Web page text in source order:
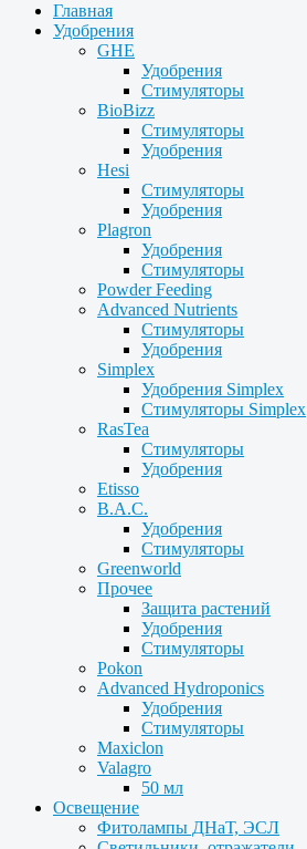
Главная
Удобрения
GHE
Удобрения
Стимуляторы
BioBizz
Стимуляторы
Удобрения
Hesi
Стимуляторы
Удобрения
Plagron
Удобрения
Стимуляторы
Powder Feeding
Advanced Nutrients
Стимуляторы
Удобрения
Simplex
Удобрения Simplex
Стимуляторы Simplex
RasTea
Стимуляторы
Удобрения
Etisso
B.A.C.
Удобрения
Стимуляторы
Greenworld
Прочее
Защита растений
Удобрения
Стимуляторы
Pokon
Advanced Hydroponics
Удобрения
Стимуляторы
Maxiclon
Valagro
50 мл
Освещение
Фитолампы ДНаТ, ЭСЛ